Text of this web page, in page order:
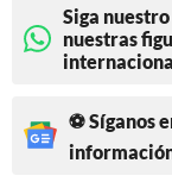
Siga
nuestras
⚽ Síganos